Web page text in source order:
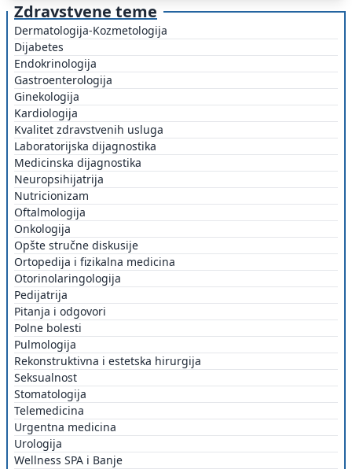
Zdravstvene teme
Dermatologija-Kozmetologija
Dijabetes
Endokrinologija
Gastroenterologija
Ginekologija
Kardiologija
Kvalitet zdravstvenih usluga
Laboratorijska dijagnostika
Medicinska dijagnostika
Neuropsihijatrija
Nutricionizam
Oftalmologija
Onkologija
Opšte stručne diskusije
Ortopedija i fizikalna medicina
Otorinolaringologija
Pedijatrija
Pitanja i odgovori
Polne bolesti
Pulmologija
Rekonstruktivna i estetska hirurgija
Seksualnost
Stomatologija
Telemedicina
Urgentna medicina
Urologija
Wellness SPA i Banje